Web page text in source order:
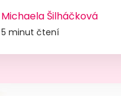
Michaela Šilháčková
5 minut čtení